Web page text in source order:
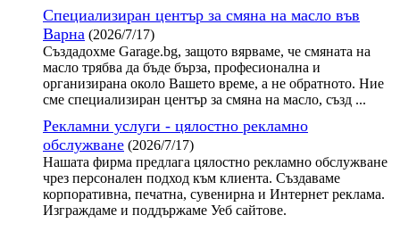
Специализиран център за смяна на масло във
Варна (2026/7/17)
Създадохме Garage.bg, защото вярваме, че смяната на
масло трябва да бъде бърза, професионална и
организирана около Вашето време, а не обратното. Ние
сме специализиран център за смяна на масло, създ ...
Рекламни услуги - цялостно рекламно
обслужване (2026/7/17)
Нашата фирма предлага цялостно рекламно обслужване
чрез персонален подход към клиента. Създаваме
корпоративна, печатна, сувенирна и Интернет реклама.
Изграждаме и поддържаме Уеб сайтове.